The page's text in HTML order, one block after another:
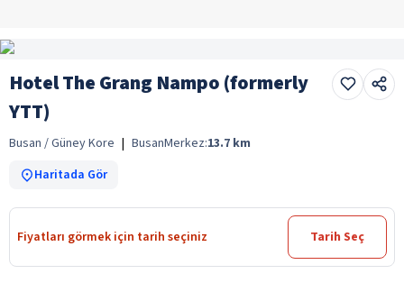
Hotel The Grang Nampo (formerly
YTT)
Busan / Güney Kore | BusanMerkez:13.7 km
Haritada Gör
Fiyatları görmek için tarih seçiniz Tarih Seç